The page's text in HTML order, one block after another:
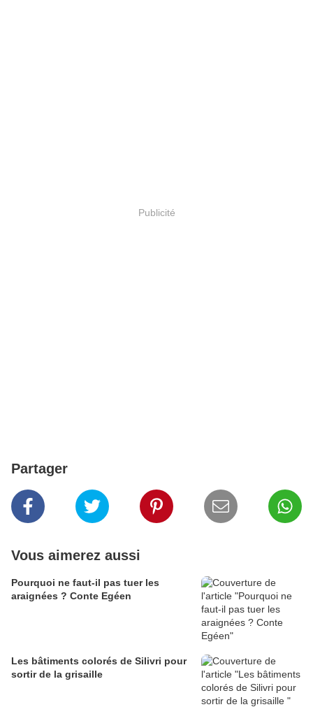
Publicité
Partager
Vous aimerez aussi
Pourquoi ne faut-il pas tuer les
araignées ? Conte Egéen
Les bâtiments colorés de Silivri pour
sortir de la grisaille